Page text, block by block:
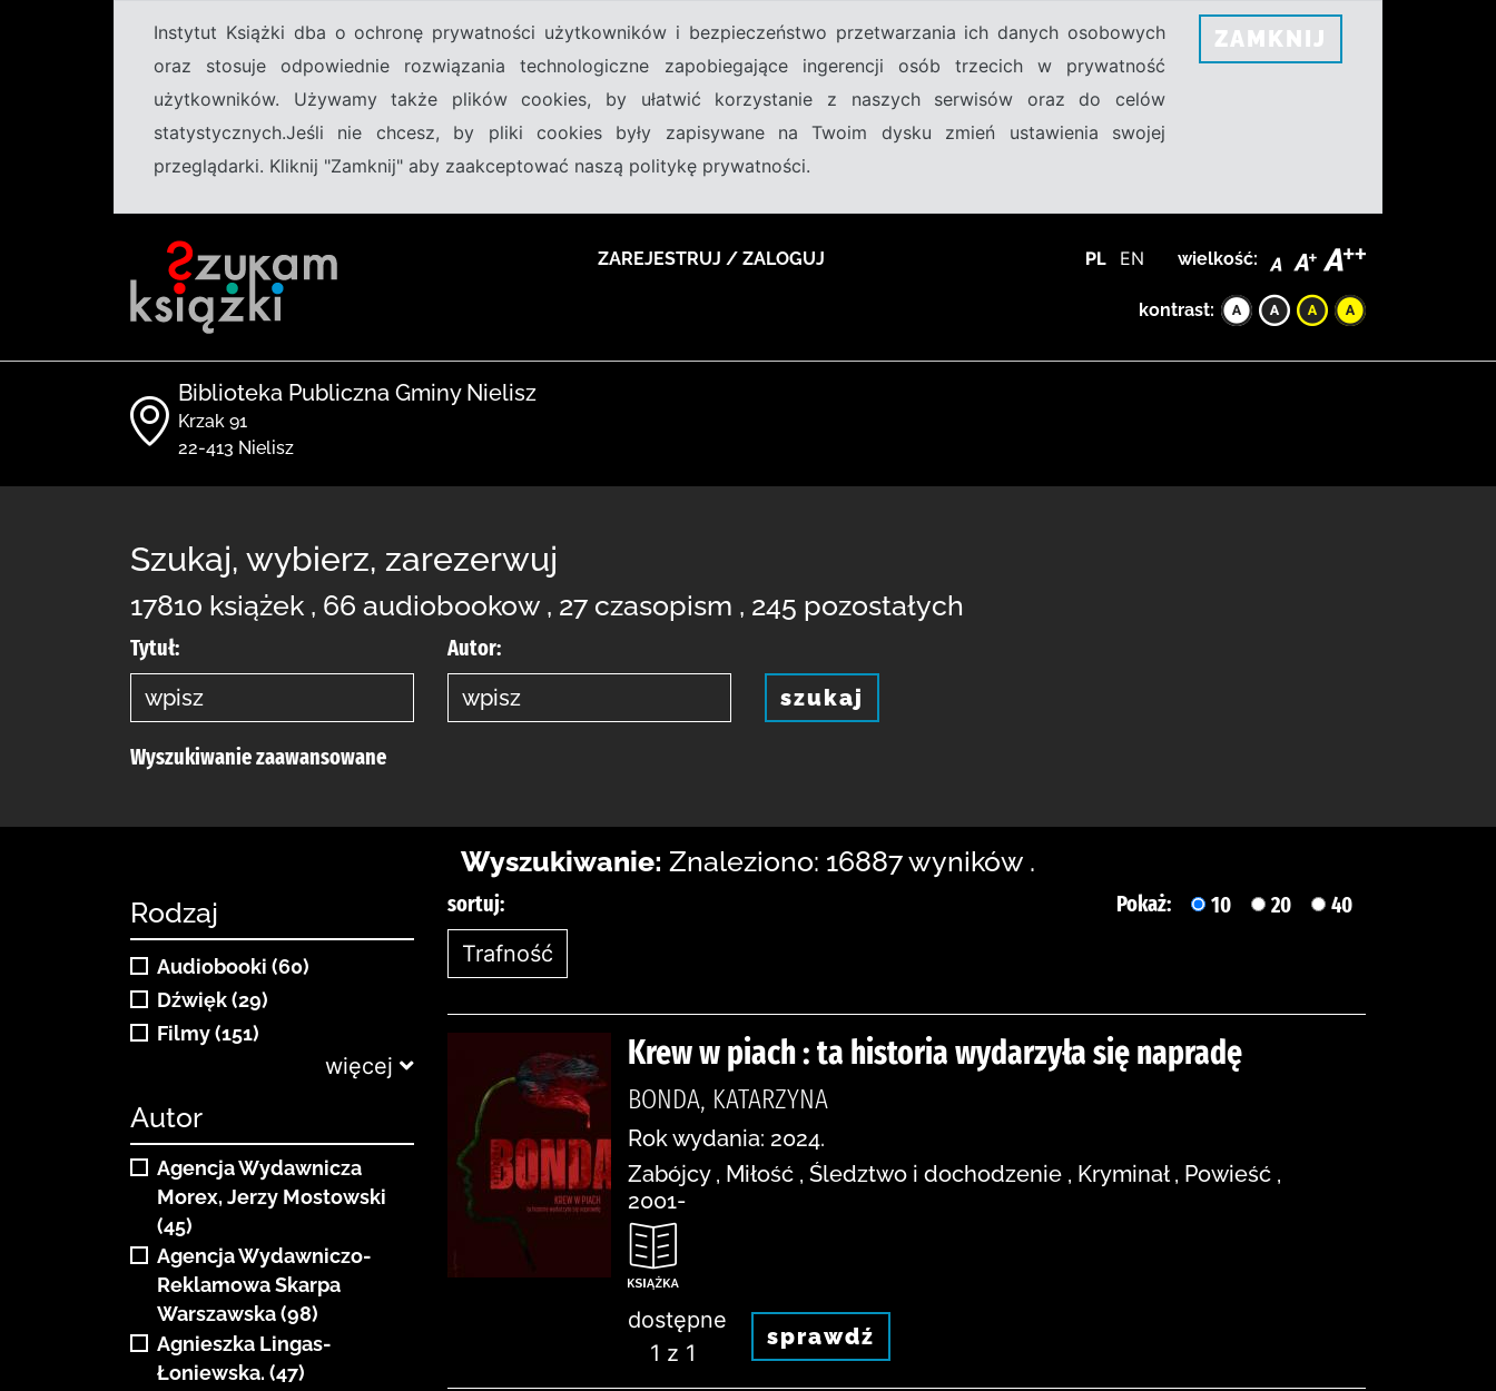
Instytut Książki dba o ochronę prywatności użytkowników i bezpieczeństwo przetwarzania ich danych osobowych
oraz stosuje odpowiednie rozwiązania technologiczne zapobiegające ingerencji osób trzecich w prywatność
użytkowników. Używamy także plików cookies, by ułatwić korzystanie z naszych serwisów oraz do celów
statystycznych.Jeśli nie chcesz, by pliki cookies były zapisywane na Twoim dysku zmień ustawienia swojej
przeglądarki. Kliknij "Zamknij" aby zaakceptować naszą politykę prywatności.
ZAMKNIJ
ZAREJESTRUJ / ZALOGUJ PL EN wielkość:
kontrast:
Biblioteka Publiczna Gminy Nielisz
Krzak 91
22-413 Nielisz
Szukaj, wybierz, zarezerwuj
17810 książek , 66 audiobookow , 27 czasopism , 245 pozostałych
Tytuł:
Autor:
szukaj
Wyszukiwanie zaawansowane
Wyszukiwanie: Znaleziono: 16887 wyników .
Rodzaj
Audiobooki (60)
Dźwięk (29)
Filmy (151)
więcej
Autor
Agencja Wydawnicza
Morex, Jerzy Mostowski
(45)
Agencja Wydawniczo-
Reklamowa Skarpa
Warszawska (98)
Agnieszka Lingas-
Łoniewska. (47)
sortuj: Pokaż: 10 20 40
Krew w piach : ta historia wydarzyła się napradę
BONDA, KATARZYNA
Rok wydania: 2024.
Zabójcy , Miłość , Śledztwo i dochodzenie , Kryminał , Powieść ,
2001-
dostępne
1 z 1
sprawdź